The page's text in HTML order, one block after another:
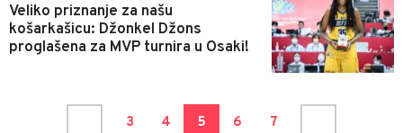
Veliko priznanje za našu
košarkašicu: Džonkel Džons
proglašena za MVP turnira u Osaki!
3 4 5 6 7